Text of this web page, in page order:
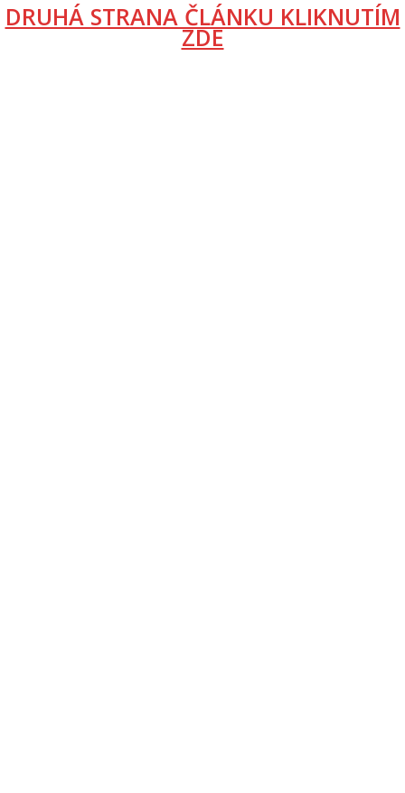
DRUHÁ STRANA ČLÁNKU KLIKNUTÍM
ZDE